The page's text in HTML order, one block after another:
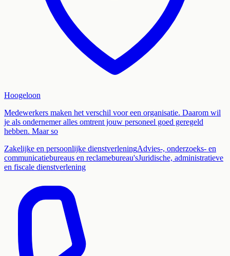
Hoogeloon
Medewerkers maken het verschil voor een organisatie. Daarom wil
je als ondernemer alles omtrent jouw personeel goed geregeld
hebben. Maar so
Zakelijke en persoonlijke dienstverleningAdvies-, onderzoeks- en
communicatiebureaus en reclamebureau'sJuridische, administratieve
en fiscale dienstverlening